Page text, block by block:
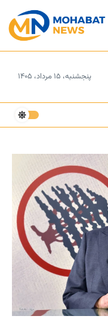
پنجشنبه، ۱۵ مرداد، ۱۴۰۵